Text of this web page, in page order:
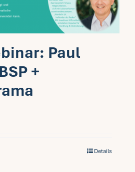
Paul
+
Details